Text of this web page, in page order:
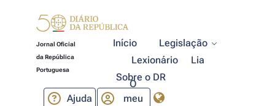
Jornal Oficial
da República
Portuguesa
Início
Legislação
Lexionário
Lia
Sobre o DR
Ajuda
O
meu